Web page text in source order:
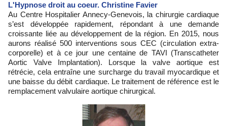
L'Hypnose droit au coeur. Christine Favier
Au Centre Hospitalier Annecy-Genevois, la chirurgie cardiaque
s’est développée rapidement, répondant à une demande
croissante liée au développement de la région. En 2015, nous
aurons réalisé 500 interventions sous CEC (circulation extra-
corporelle) et à ce jour une centaine de TAVI (Transcatheter
Aortic Valve Implantation). Lorsque la valve aortique est
rétrécie, cela entraîne une surcharge du travail myocardique et
une baisse du débit cardiaque. Le traitement de référence est le
remplacement valvulaire aortique chirurgical.